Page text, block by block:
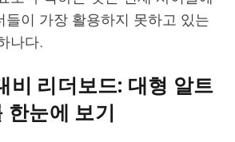
들이 가장 활용하지 못하고 있는
나다.
비 리더보드: 대형 알트
한눈에 보기